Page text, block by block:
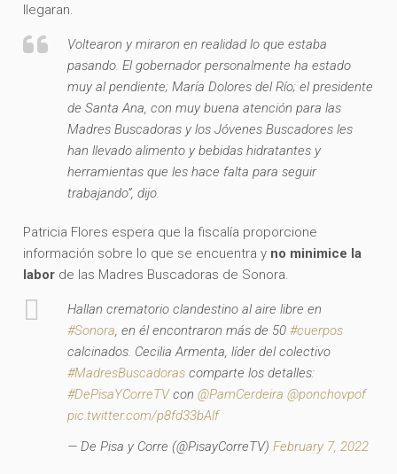
llegaran.
Voltearon y miraron en realidad lo que estaba
pasando. El gobernador personalmente ha estado
muy al pendiente; María Dolores del Río; el presidente
de Santa Ana, con muy buena atención para las
Madres Buscadoras y los Jóvenes Buscadores les
han llevado alimento y bebidas hidratantes y
herramientas que les hace falta para seguir
trabajando”, dijo.
Patricia Flores espera que la fiscalía proporcione
información sobre lo que se encuentra y no minimice la
labor de las Madres Buscadoras de Sonora.
Hallan crematorio clandestino al aire libre en
#Sonora, en él encontraron más de 50#cuerpos
calcinados. Cecilia Armenta, líder del colectivo
#MadresBuscadoras comparte los detalles:
#DePisaYCorreTVcon@PamCerdeira @ponchovpof
pic.twitter.com/p8fd33bAlf
— De Pisa y Corre (@PisayCorreTV)February 7, 2022